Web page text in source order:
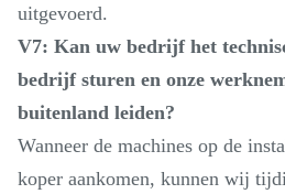
uitgevoerd.
V7: Kan uw bedrijf het
bedrijf sturen en onze
buitenland leiden?
Wanneer de machines op de
koper aankomen, kunnen wij